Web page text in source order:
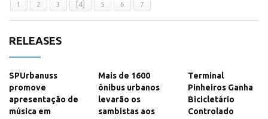
1 2 3 [4] 5 6 7
RELEASES
SPUrbanuss
promove
apresentação de
música em
Mais de 1600
ônibus urbanos
levarão os
sambistas aos
Terminal
Pinheiros Ganha
Bicicletário
Controlado